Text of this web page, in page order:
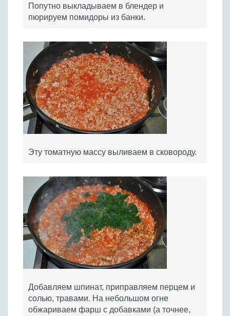
Попутно выкладываем в блендер и
пюрируем помидоры из банки.
Эту томатную массу выливаем в сковороду.
Добавляем шпинат, приправляем перцем и
солью, травами. На небольшом огне
обжариваем фарш с добавками (а точнее,